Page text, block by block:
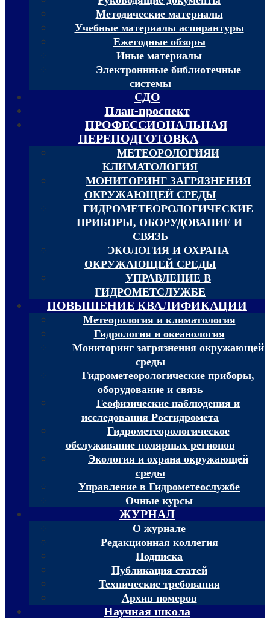
Методические материалы
Учебные материалы аспирантуры
Ежегодные обзоры
Иные материалы
Электроннные библиотечные
системы
СДО
План-проспект
ПРОФЕССИОНАЛЬНАЯ
ПЕРЕПОДГОТОВКА
МЕТЕОРОЛОГИЯИ
КЛИМАТОЛОГИЯ
МОНИТОРИНГ ЗАГРЯЗНЕНИЯ
ОКРУЖАЮЩЕЙ СРЕДЫ
ГИДРОМЕТЕОРОЛОГИЧЕСКИЕ
ПРИБОРЫ, ОБОРУДОВАНИЕ И
СВЯЗЬ
ЭКОЛОГИЯ И ОХРАНА
ОКРУЖАЮЩЕЙ СРЕДЫ
УПРАВЛЕНИЕ В
ГИДРОМЕТСЛУЖБЕ
ПОВЫШЕНИЕ КВАЛИФИКАЦИИ
Метеорология и климатология
Гидрология и океанология
Мониторинг загрязнения окружающей
среды
Гидрометеорологические приборы,
оборудование и связь
Геофизические наблюдения и
исследования Росгидромета
Гидрометеорологическое
обслуживание полярных регионов
Экология и охрана окружающей
среды
Управление в Гидрометеослужбе
Очные курсы
ЖУРНАЛ
О журнале
Редакционная коллегия
Подписка
Публикация статей
Технические требования
Архив номеров
Научная школа